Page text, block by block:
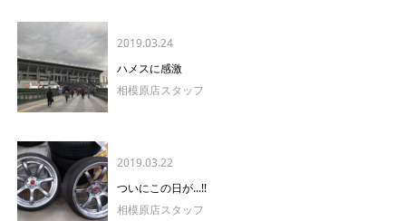
2019.03.24
ハメスに感激
相模原店スタッフ
2019.03.22
ついにこの日が...!!
相模原店スタッフ